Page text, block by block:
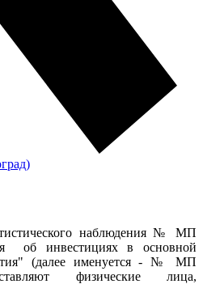
наблюдения № МП
об инвестициях в основной
(далее именуется - № МП
физические лица,